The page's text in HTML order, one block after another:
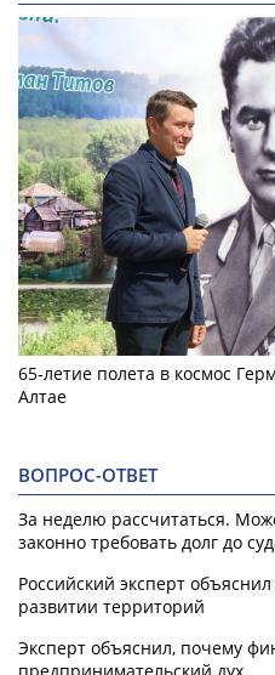
65-летие полета в космос
Алтае
ВОПРОС-ОТВЕТ
За неделю рассчитаться.
законно требовать долг до
Российский эксперт
развитии территорий
Эксперт объяснил, почему